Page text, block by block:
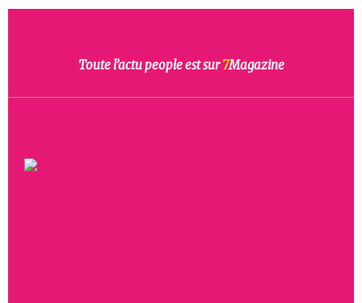
Toute l’actu people est sur7Magazine